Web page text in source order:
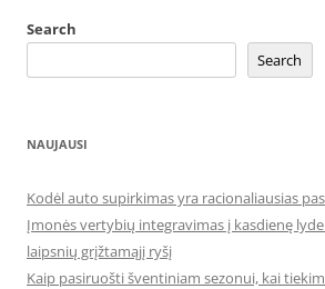
Search
Search
NAUJAUSI
Kodėl auto supirkimas yra racionaliausias
Įmonės vertybių integravimas į kasdienę
laipsnių grįžtamąjį ryšį
Kaip pasiruošti šventiniam sezonui, kai